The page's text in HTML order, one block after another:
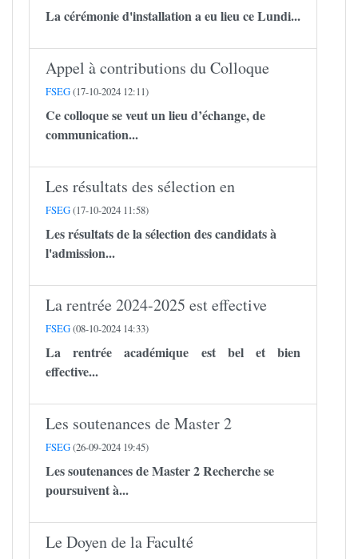
La cérémonie d'installation a eu lieu ce Lundi...
Appel à contributions du Colloque
FSEG(17-10-2024 12:11)
Ce colloque se veut un lieu d’échange, de
communication...
Les résultats des sélection en
FSEG(17-10-2024 11:58)
Les résultats de la sélection des candidats à
l'admission...
La rentrée 2024-2025 est effective
FSEG(08-10-2024 14:33)
La rentrée académique est bel et bien
effective...
Les soutenances de Master 2
FSEG(26-09-2024 19:45)
Les soutenances de Master 2 Recherche se
poursuivent à...
Le Doyen de la Faculté